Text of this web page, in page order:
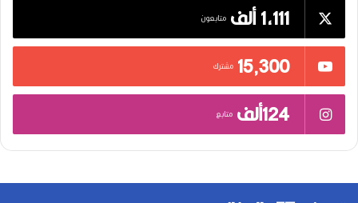
1,111 ألف متابعون
15٬300 مشترك
124ألف متابع